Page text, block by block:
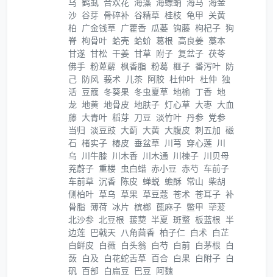
沙 谷芽 骨碎补 谷精草 桂枝 龟甲 关黄
柏 广金钱草 广藿香 瓜蒌 钩藤 枸杞子 狗
脊 枸骨叶 蛤壳 蛤蚧 葛根 高良姜 藁本
甘遂 甘松 干姜 甘草 附子 复盆子 茯苓
佛手 粉萆薢 枫香脂 粉葛 榧子 番泻叶 防
己 防风 莪术 儿茶 阿胶 杜仲叶 杜仲 独
活 豆蔻 冬葵果 冬虫夏草 地榆 丁香 地
龙 地黄 地骨皮 地肤子 灯心草 大枣 大血
藤 大青叶 稻芽 刀豆 淡竹叶 丹参 党参
当归 淡豆豉 大蓟 大黄 大腹皮 刺五加 磁
石 楮实子 椿皮 垂盆草 川芎 穿心莲 川
乌 川牛膝 川木香 川木通 川楝子 川贝母
茺蔚子 重楼 虫白蜡 赤小豆 赤芍 车前子
车前草 沉香 陈皮 蝉蜕 蟾酥 常山 柴胡
侧柏叶 草乌 草果 草豆蔻 苍术 苍耳子 补
骨脂 薄荷 冰片 槟榔 蓖麻子 鳖甲 荜茇
北沙参 北豆根 菝葜 半夏 斑蝥 板蓝根 半
边莲 巴戟天 八角茴香 柏子仁 白术 白芷
白鲜皮 白薇 白头翁 白芍 白前 白茅根 白
蔹 白及 白花蛇舌草 百合 白果 白附子 白
矾 百部 白扁豆 巴豆 阿魏